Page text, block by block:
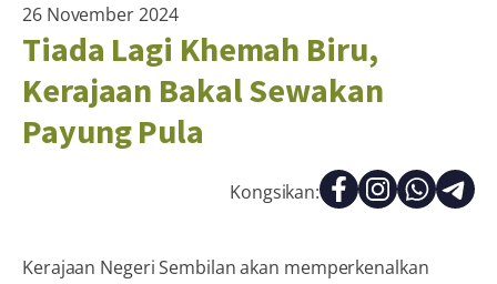
26 November 2024
Tiada Lagi Khemah Biru,
Kerajaan Bakal Sewakan
Payung Pula
Kongsikan:
Kerajaan Negeri Sembilan akan memperkenalkan